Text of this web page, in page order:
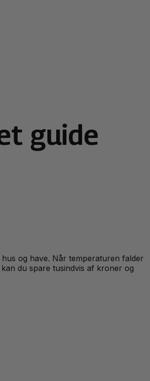
guide
og have. Når temperaturen falder
du spare tusindvis af kroner og